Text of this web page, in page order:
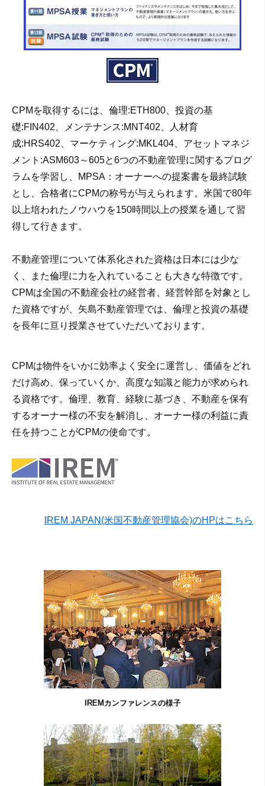
CPMを取得するには、倫理:ETH800、投資の基
礎:FIN402、メンテナンス:MNT402、人材育
成:HRS402、マーケティング:MKL404、アセットマネジ
メント:ASM603～605と6つの不動産管理に関するプログ
ラムを学習し、MPSA：オーナーへの提案書を最終試験
とし、合格者にCPMの称号が与えられます。米国で80年
以上培われたノウハウを150時間以上の授業を通して習
得して行きます。
不動産管理について体系化された資格は日本には少な
く、また倫理に力を入れていることも大きな特徴です。
CPMは全国の不動産会社の経営者、経営幹部を対象とし
た資格ですが、矢島不動産管理では、倫理と投資の基礎
を長年に亘り授業させていただいております。
CPMは物件をいかに効率よく安全に運営し、価値をどれ
だけ高め、保っていくか、高度な知識と能力が求められ
る資格です。倫理、教育、経験に基づき、不動産を保有
するオーナー様の不安を解消し、オーナー様の利益に責
任を持つことがCPMの使命です。
IREM JAPAN(米国不動産管理協会)のHPはこちら
IREMカンファレンスの様子